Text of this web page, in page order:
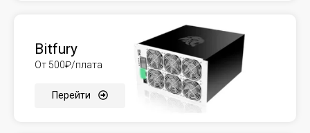
Bitfury
От 500₽/плата
Перейти